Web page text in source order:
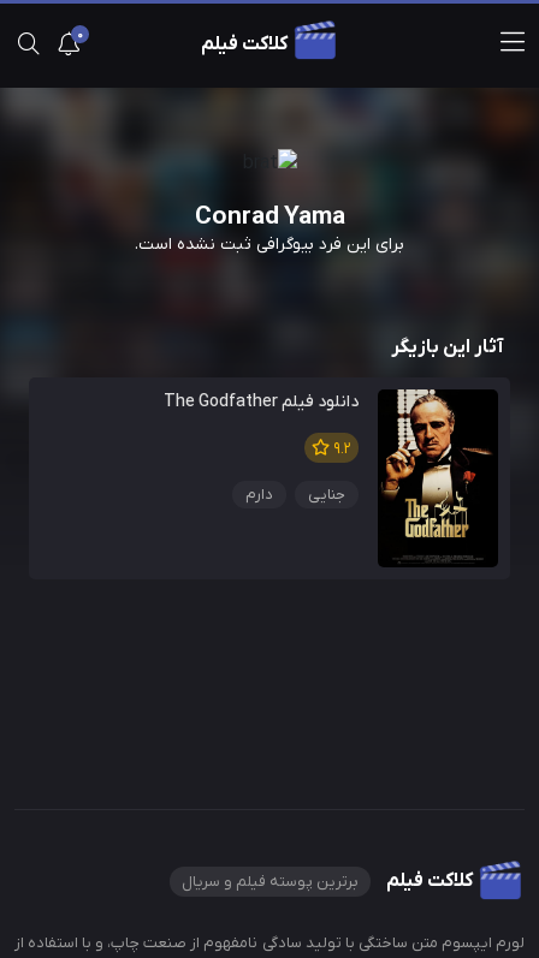
0 کلاکت فیلم
Conrad Yama
برای این فرد بیوگرافی ثبت نشده است.
آثار این بازیگر
دانلود فیلم The Godfather
9.2
جنایی دارم
کلاکت فیلم برترین پوسته فیلم و سریال
لورم ایپسوم متن ساختگی با تولید سادگی نامفهوم از صنعت چاپ، و با استفاده از